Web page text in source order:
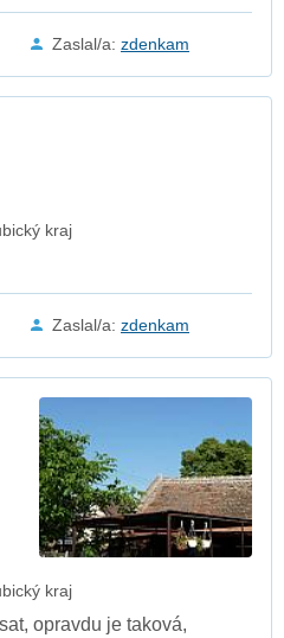
Zaslal/a: zdenkam
kraj
Zaslal/a: zdenkam
kraj
opravdu je taková,